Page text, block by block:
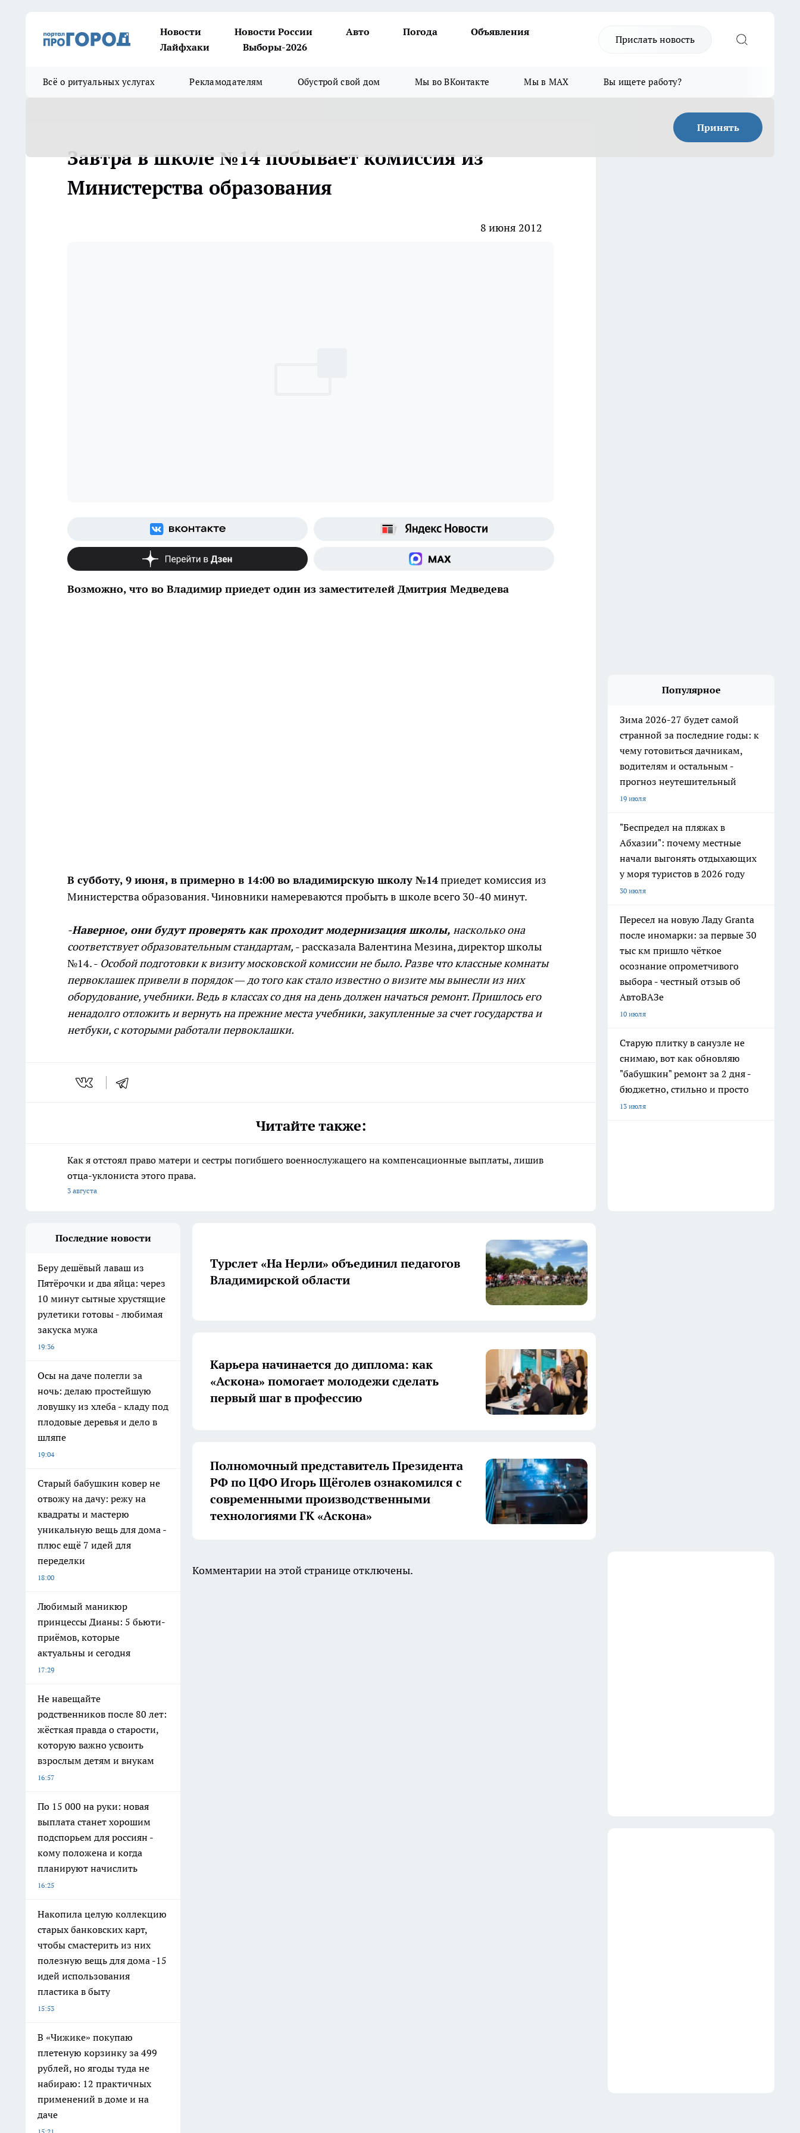
Новости Новости России Авто Погода
Объявления
Лайфхаки
Выборы-2026
Прислать новость
Всё о ритуальных услугах Рекламодателям Обустрой свой дом Мы во ВКонтакте Мы в MAX Вы ищете работу?
Принять
Завтра в школе №14 побывает комиссия из
Министерства образования
8 июня 2012
Возможно, что во Владимир приедет один из заместителей Дмитрия Медведева
В субботу, 9 июня, в примерно в 14:00 во владимирскую школу №14приедет комиссия из
Министерства образования. Чиновники намереваются пробыть в школе всего 30-40 минут.
-Наверное, они будут проверять как проходит модернизация школы, насколько она
соответствует образовательным стандартам, - рассказала Валентина Мезина, директор школы
№14. - Особой подготовки к визиту московской комиссии не было. Разве что классные комнаты
первоклашек привели в порядок — до того как стало известно о визите мы вынесли из них
оборудование, учебники. Ведь в классах со дня на день должен начаться ремонт. Пришлось его
ненадолго отложить и вернуть на прежние места учебники, закупленные за счет государства и
нетбуки, с которыми работали первоклашки.
Читайте также:
Как я отстоял право матери и сестры погибшего военнослужащего на компенсационные выплаты, лишив
отца-уклониста этого права.
3 августа
Популярное
Зима 2026-27 будет самой
странной за последние годы: к
чему готовиться дачникам,
водителям и остальным -
прогноз неутешительный
19 июля
"Беспредел на пляжах в
Абхазии": почему местные
начали выгонять отдыхающих
у моря туристов в 2026 году
30 июля
Пересел на новую Ладу Granta
после иномарки: за первые 30
тыс км пришло чёткое
осознание опрометчивого
выбора - честный отзыв об
АвтоВАЗе
10 июля
Старую плитку в санузле не
снимаю, вот как обновляю
"бабушкин" ремонт за 2 дня -
бюджетно, стильно и просто
13 июля
Последние новости
Беру дешёвый лаваш из
Пятёрочки и два яйца: через
10 минут сытные хрустящие
рулетики готовы - любимая
закуска мужа
19:36
Осы на даче полегли за
ночь: делаю простейшую
ловушку из хлеба - кладу под
плодовые деревья и дело в
шляпе
19:04
Старый бабушкин ковер не
отвожу на дачу: режу на
квадраты и мастерю
уникальную вещь для дома -
плюс ещё 7 идей для
переделки
18:00
Любимый маникюр
принцессы Дианы: 5 бьюти-
приёмов, которые
актуальны и сегодня
17:29
Не навещайте
родственников после 80 лет:
жёсткая правда о старости,
которую важно усвоить
взрослым детям и внукам
16:57
По 15 000 на руки: новая
выплата станет хорошим
подспорьем для россиян -
кому положена и когда
планируют начислить
16:25
Накопила целую коллекцию
старых банковских карт,
чтобы смастерить из них
полезную вещь для дома -15
идей использования
пластика в быту
15:53
В «Чижике» покупаю
плетеную корзинку за 499
рублей, но ягоды туда не
набираю: 12 практичных
применений в доме и на
даче
Турслет «На Нерли» объединил педагогов
Владимирской области
Карьера начинается до диплома: как
«Аскона» помогает молодежи сделать
первый шаг в профессию
Полномочный представитель Президента
РФ по ЦФО Игорь Щёголев ознакомился с
современными производственными
технологиями ГК «Аскона»
Комментарии на этой странице отключены.